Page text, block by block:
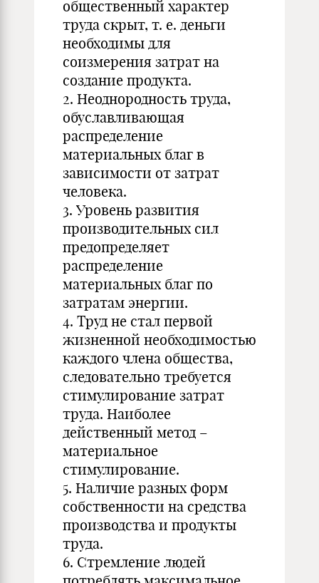
общественный характер
труда скрыт, т. е. деньги
необходимы для
соизмерения затрат на
создание продукта.
2. Неоднородность труда,
обуславливающая
распределение
материальных благ в
зависимости от затрат
человека.
3. Уровень развития
производительных сил
предопределяет
распределение
материальных благ по
затратам энергии.
4. Труд не стал первой
жизненной необходимостью
каждого члена общества,
следовательно требуется
стимулирование затрат
труда. Наиболее
действенный метод –
материальное
стимулирование.
5. Наличие разных форм
собственности на средства
производства и продукты
труда.
6. Стремление людей